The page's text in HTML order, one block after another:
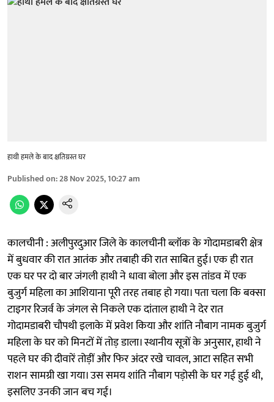
हाथी हमले के बाद क्षतिग्रस्त घर
Published on:28 Nov 2025, 10:27 am
कालचीनी : अलीपुरदुआर जिले के कालचीनी ब्लॉक के गोदामडाबरी क्षेत्र
में बुधवार की रात आतंक और तबाही की रात साबित हुई। एक ही रात
एक घर पर दो बार जंगली हाथी ने धावा बोला और इस तांडव में एक
बुजुर्ग महिला का आशियाना पूरी तरह तबाह हो गया। पता चला कि बक्सा
टाइगर रिजर्व के जंगल से निकले एक दांताल हाथी ने देर रात
गोदामडाबरी चौपथी इलाके में प्रवेश किया और शांति नौबाग नामक बुजुर्ग
महिला के घर को मिनटों में तोड़ डाला। स्थानीय सूत्रों के अनुसार, हाथी ने
पहले घर की दीवारें तोड़ीं और फिर अंदर रखे चावल, आटा सहित सभी
राशन सामग्री खा गया। उस समय शांति नौबाग पड़ोसी के घर गई हुई थी,
इसलिए उनकी जान बच गई।